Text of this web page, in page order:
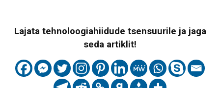
Lajata tehnoloogiahiidude tsensuurile ja jaga
seda artiklit!